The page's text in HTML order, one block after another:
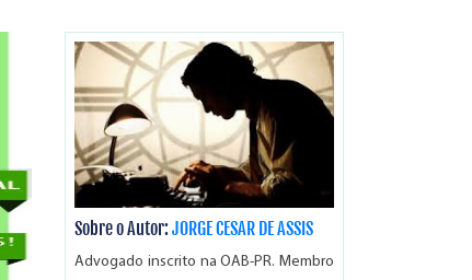
Sobre o Autor:JORGE CESAR DE ASSIS
Advogado inscrito na OAB-PR. Membro